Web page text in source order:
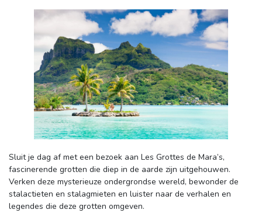
Sluit je dag af met een bezoek aan Les Grottes de Mara’s,
fascinerende grotten die diep in de aarde zijn uitgehouwen.
Verken deze mysterieuze ondergrondse wereld, bewonder de
stalactieten en stalagmieten en luister naar de verhalen en
legendes die deze grotten omgeven.